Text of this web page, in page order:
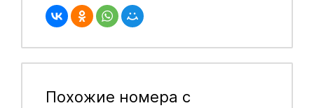
Похожие номера с